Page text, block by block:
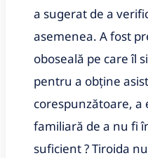
a sugerat de a
asemenea. A fost
oboseală pe care îl
pentru a obține
corespunzătoare, a
familiară de a nu fi
suficient ? Tiroida